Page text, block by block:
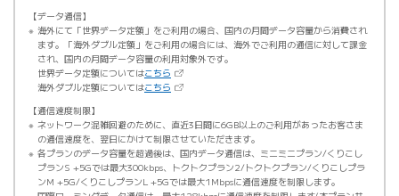
データ通信
海外にて「世界データ定額」をご利用の場合、国内の月間データ容量から消費され
ます。「海外ダブル定額」をご利用の場合には、海外でご利用の通信に対して課金
され、国内の月間データ容量の利用対象外です。
世界データ定額についてはこちら （新しいタブで開きます）
海外ダブル定額についてはこちら （新しいタブで開きます）
通信速度制限
ネットワーク混雑回避のために、直近3日間に6GB以上のご利用があったお客さま
の通信速度を、翌日にかけて制限させていただきます。
各プランのデータ容量を超過後は、国内データ通信は、ミニミニプラン/くりこし
プランS +5Gでは最大300kbps、トクトクプラン2/トクトクプラン/くりこしプラ
ンM +5G/くりこしプランL +5Gでは最大1Mbpsに通信速度を制限します。